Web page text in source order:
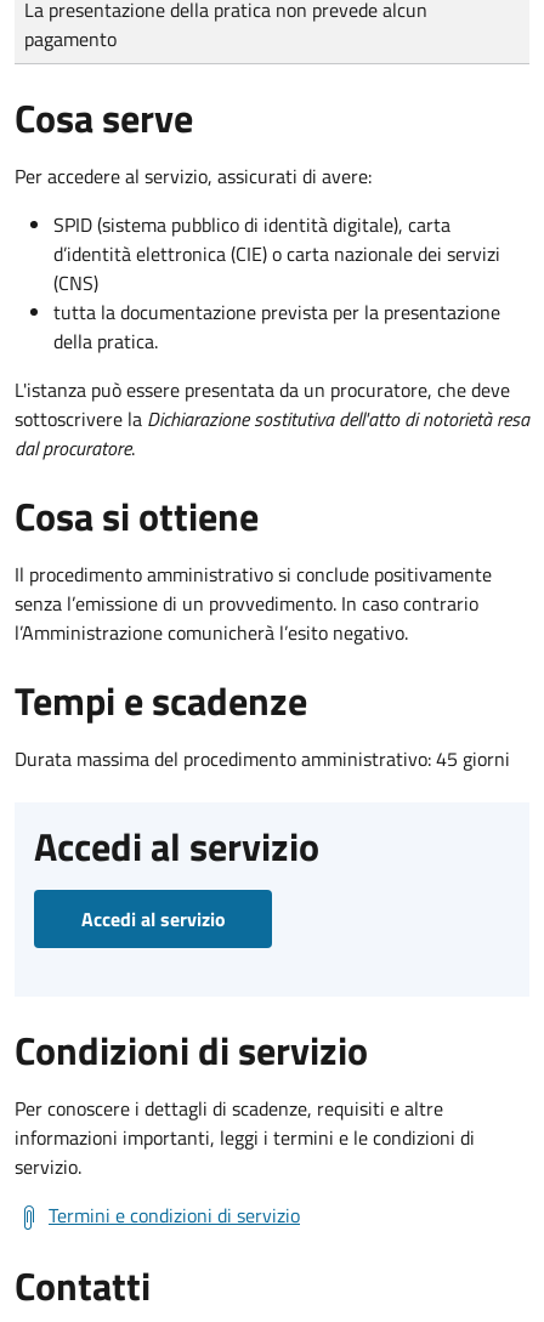
La presentazione della pratica non prevede alcun
pagamento
Cosa serve
Per accedere al servizio, assicurati di avere:
SPID (sistema pubblico di identità digitale), carta
d’identità elettronica (CIE) o carta nazionale dei servizi
(CNS)
tutta la documentazione prevista per la presentazione
della pratica.
L'istanza può essere presentata da un procuratore, che deve
sottoscrivere la Dichiarazione sostitutiva dell'atto di notorietà resa
dal procuratore.
Cosa si ottiene
Il procedimento amministrativo si conclude positivamente
senza l’emissione di un provvedimento. In caso contrario
l’Amministrazione comunicherà l’esito negativo.
Tempi e scadenze
Durata massima del procedimento amministrativo: 45 giorni
Accedi al servizio
Accedi al servizio
Condizioni di servizio
Per conoscere i dettagli di scadenze, requisiti e altre
informazioni importanti, leggi i termini e le condizioni di
servizio.
Termini e condizioni di servizio
Contatti